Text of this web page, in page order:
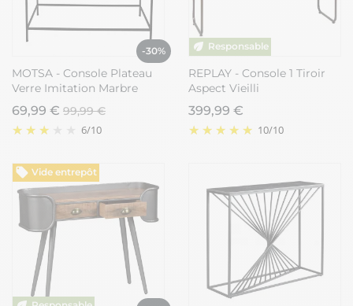
-30%
MOTSA - Console Plateau
Verre Imitation Marbre
69,99 € 99,99 €
6/10
REPLAY - Console 1 Tiroir
Aspect Vieilli
399,99 €
10/10
Vide entrepôt